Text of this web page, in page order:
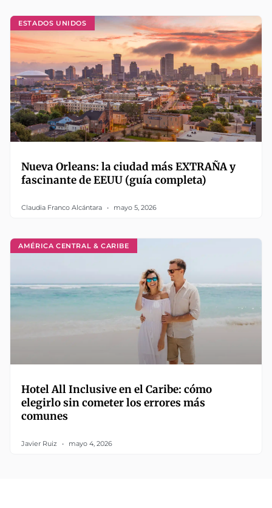
ESTADOS UNIDOS
Nueva Orleans: la ciudad más EXTRAÑA y
fascinante de EEUU (guía completa)
Claudia Franco Alcántara mayo 5, 2026
AMÉRICA CENTRAL & CARIBE
Hotel All Inclusive en el Caribe: cómo
elegirlo sin cometer los errores más
comunes
Javier Ruiz mayo 4, 2026